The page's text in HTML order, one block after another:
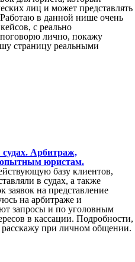
лиц и может представлять
в данной нише очень
с реально
лично, покажу
страницу реальными
Арбитраж,
опытным юристам.
базу клиентов,
в судах, а также
заявок на представление
на арбитраже и
запросы и по уголовным
в кассации. Подробности,
расскажу при личном общении.